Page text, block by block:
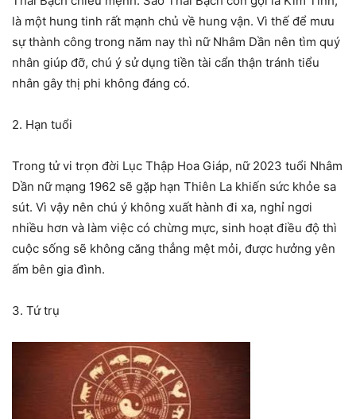
là một hung tinh rất mạnh chủ về hung vận. Vì thế để mưu
sự thành công trong năm nay thì nữ Nhâm Dần nên tìm quý
nhân giúp đỡ, chú ý sử dụng tiền tài cẩn thận tránh tiểu
nhân gây thị phi không đáng có.
2. Hạn tuổi
Trong tử vi trọn đời Lục Thập Hoa Giáp, nữ 2023 tuổi Nhâm
Dần nữ mạng 1962 sẽ gặp hạn Thiên La khiến sức khỏe sa
sút. Vì vậy nên chú ý không xuất hành đi xa, nghỉ ngơi
nhiều hơn và làm việc có chừng mực, sinh hoạt điều độ thì
cuộc sống sẽ không căng thẳng mệt mỏi, được hưởng yên
ấm bên gia đình.
3. Tứ trụ